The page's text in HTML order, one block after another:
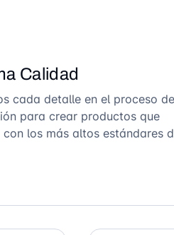
Calidad
cada detalle en el proceso de
para crear productos que
con los más altos estándares